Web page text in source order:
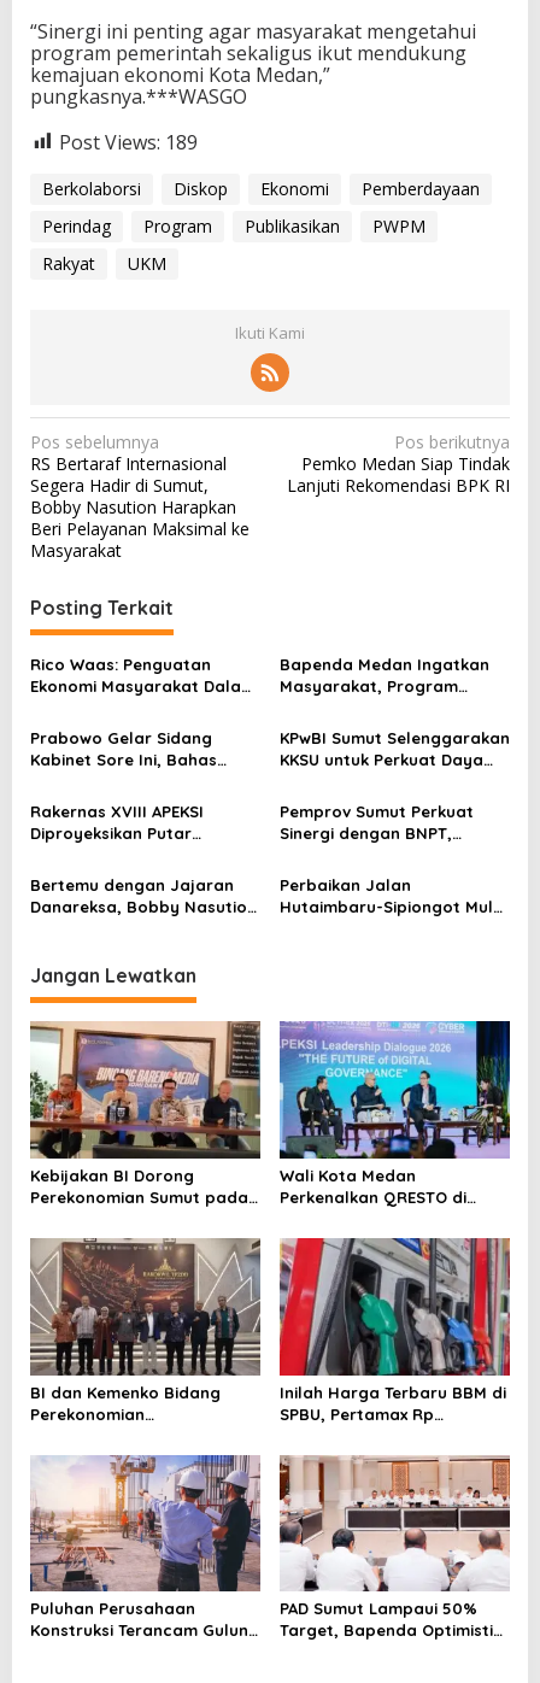
“Sinergi ini penting agar masyarakat mengetahui
program pemerintah sekaligus ikut mendukung
kemajuan ekonomi Kota Medan,”
pungkasnya.***WASGO
Post Views: 189
Berkolaborsi Diskop Ekonomi
Pemberdayaan
Perindag
Program Publikasikan
PWPM
Rakyat
UKM
Ikuti Kami
N
a
v
i
a
s
i
o
s
Pos sebelumnya
RS Bertaraf Internasional
Segera Hadir di Sumut,
Bobby Nasution Harapkan
Beri Pelayanan Maksimal ke
Masyarakat
Pos berikutnya
Pemko Medan Siap Tindak
Lanjuti Rekomendasi BPK RI
Posting Terkait
Rico Waas: Penguatan
Ekonomi Masyarakat Dalam
Kriminalitas
Bapenda Medan Ingatkan
Masyarakat, Program
Persen Berakhir 31 Juli 2026
Prabowo Gelar Sidang
Kabinet Sore Ini, Bahas
Pemerintah
KPwBI Sumut Selenggarakan
KKSU untuk Perkuat Daya
Penggerak Pertumbuhan
Ekonomi Daerah
Rakernas XVIII APEKSI
Diproyeksikan Putar
Rp72.3 M
Pemprov Sumut Perkuat
Sinergi dengan BNPT,
Pencegahan Ekstremisme
dan Terorisme
Bertemu dengan Jajaran
Danareksa, Bobby Nasution
Pengembangan Industri dan
Ekonomi
Perbaikan Jalan
Hutaimbaru-Sipiongot Mulai
Jangan Lewatkan
Kebijakan BI Dorong
Perekonomian Sumut pada
Wali Kota Medan
Perkenalkan QRESTO di
BI dan Kemenko Bidang
Perekonomian
TP2DD: Akselerasi Digitalisasi
Sistem Pembayaran untuk
Peningkatan PDRD di
Sumatera
Inilah Harga Terbaru BBM di
SPBU, Pertamax Rp
Puluhan Perusahaan
Konstruksi Terancam Gulung
PAD Sumut Lampaui 50%
Target, Bapenda Optimistis